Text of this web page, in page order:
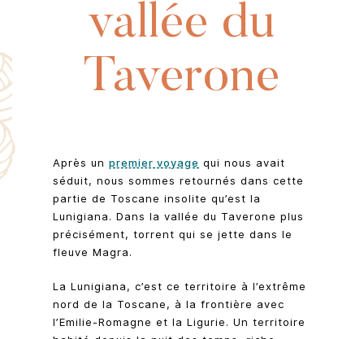
vallée du
Taverone
Après un premier voyage qui nous avait
séduit, nous sommes retournés dans cette
partie de Toscane insolite qu’est la
Lunigiana. Dans la vallée du Taverone plus
précisément, torrent qui se jette dans le
fleuve Magra.
La Lunigiana, c’est ce territoire à l’extrême
nord de la Toscane, à la frontière avec
l’Emilie-Romagne et la Ligurie. Un territoire